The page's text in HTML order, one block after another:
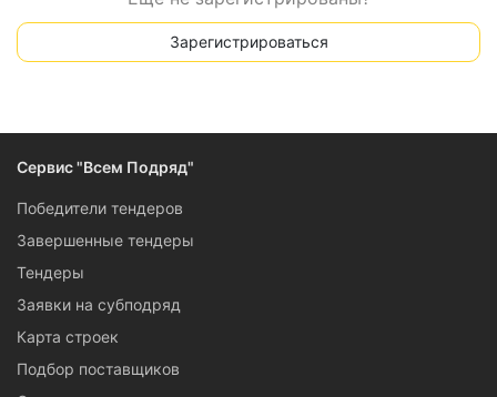
Зарегистрироваться
Сервис "Всем Подряд"
Победители тендеров
Завершенные тендеры
Тендеры
Заявки на субподряд
Карта строек
Подбор поставщиков